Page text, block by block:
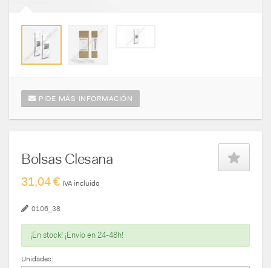
PIDE MÁS INFORMACIÓN
Bolsas Clesana
31,04 € IVA incluido
0106_38
¡En stock! ¡Envío en 24-48h!
Unidades: